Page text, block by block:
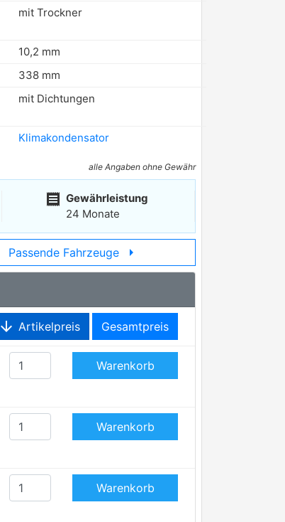
mit Trockner
10,2 mm
338 mm
mit Dichtungen
Klimakondensator
alle Angaben ohne Gewähr
receipt Gewährleistung
24 Monate
Passende Fahrzeuge arrow_right
arrow_downward Artikelpreis Gesamtpreis
Warenkorb
Warenkorb
Warenkorb